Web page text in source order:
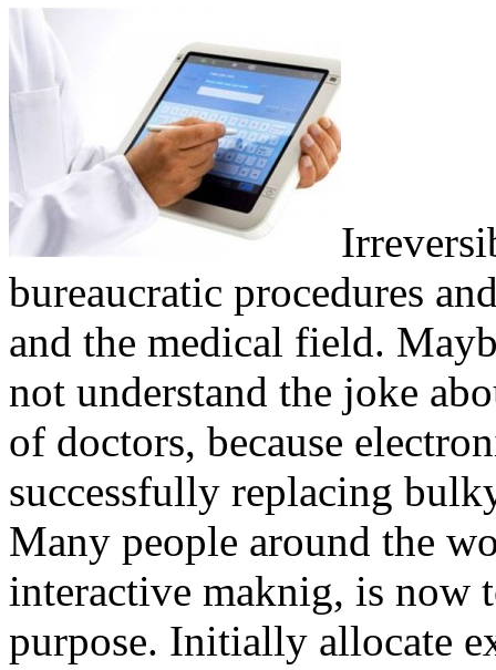
bureaucratic procedures
and the medical field.
not understand the joke
of doctors, because
successfully replacing
Many people around the
interactive maknig, is now
purpose. Initially allocate